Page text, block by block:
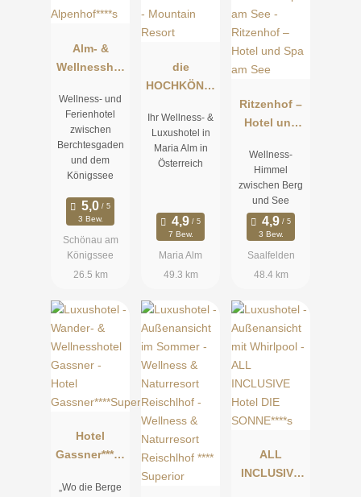
Alm- &
Wellnesshot
Alpenhof****
Wellness- und
Ferienhotel
zwischen
Berchtesgaden
und dem
Königssee
3 Bew.
Schönau am
Königssee
26.5 km
die
HOCHKÖNIG
Mountain
Ihr Wellness- &
Luxushotel in
Maria Alm in
Österreich
7 Bew.
Maria Alm
49.3 km
Ritzenhof –
Hotel und
Wellness-
Himmel
zwischen Berg
und See
3 Bew.
Saalfelden
48.4 km
Hotel
Gassner****S
„Wo die Berge
ALL
INCLUSIVE